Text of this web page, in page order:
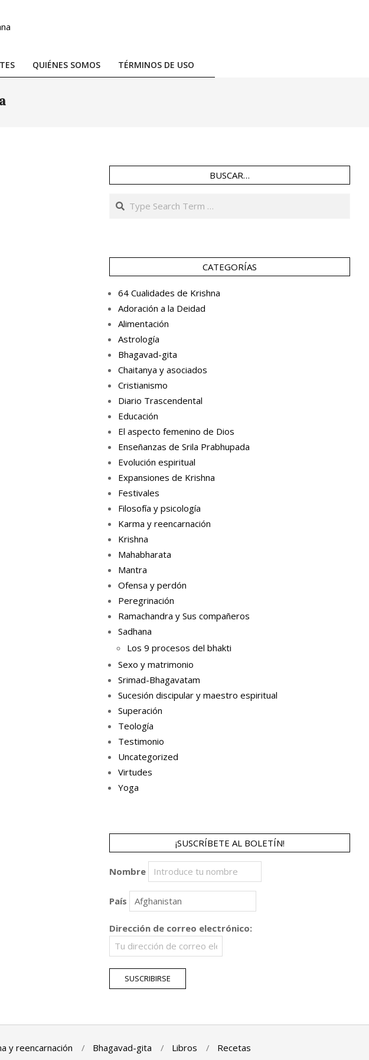
QUIÉNES SOMOS TÉRMINOS DE USO
BUSCAR…
Search
CATEGORÍAS
64 Cualidades de Krishna
Adoración a la Deidad
Alimentación
Astrología
Bhagavad-gita
Chaitanya y asociados
Cristianismo
Diario Trascendental
Educación
El aspecto femenino de Dios
Enseñanzas de Srila Prabhupada
Evolución espiritual
Expansiones de Krishna
Festivales
Filosofía y psicología
Karma y reencarnación
Krishna
Mahabharata
Mantra
Ofensa y perdón
Peregrinación
Ramachandra y Sus compañeros
Sadhana
Los 9 procesos del bhakti
Sexo y matrimonio
Srimad-Bhagavatam
Sucesión discipular y maestro espiritual
Superación
Teología
Testimonio
Uncategorized
Virtudes
Yoga
¡SUSCRÍBETE AL BOLETÍN!
Nombre
País
Dirección de correo electrónico:
y reencarnación Bhagavad-gita Libros Recetas